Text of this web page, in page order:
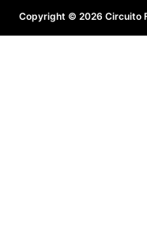
Copyright © 2026 Circuito